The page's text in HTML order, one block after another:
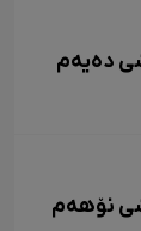
دەیەم
نۆهەم